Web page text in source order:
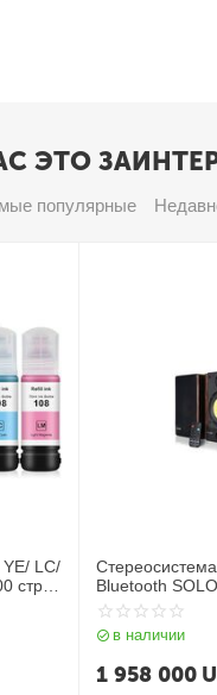
ЭТО
популярные
LC/
/
Bluetooth
в наличии
1 958 000